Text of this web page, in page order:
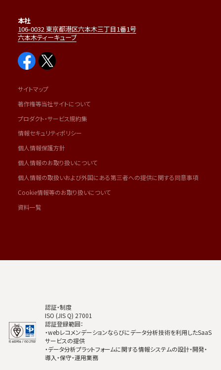
本社
106-0032 東京都港区六本木三丁目1番1号
六本木ティーキューブ
サイトマップ
著作権等当社サイトについて
プロダクト・サービス規約集
情報セキュリティポリシー
個人情報保護方針
個人情報のお取り扱いについて
個人情報の取扱いおよび外国にある第三者への提供に関する同意事項
Cookie情報等のお取り扱いについて
資料一覧
認証・制度
ISO (JIS Q) 27001
認証登録範囲：
・webレコメンデーションならびにデータ分析技術を利用したSaaS
サービスの提供
・データ分析プラットフォームに関する情報システムの設計・開発・
導入・保守・運用業務